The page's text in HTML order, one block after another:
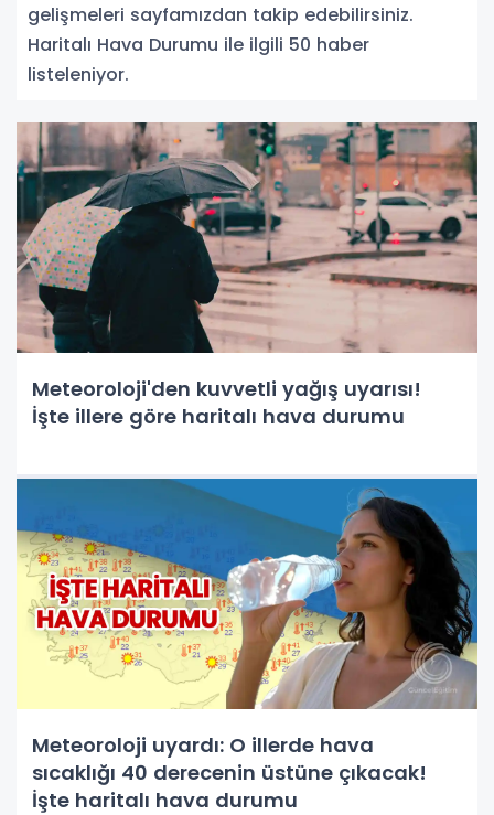
gelişmeleri sayfamızdan takip edebilirsiniz.
Haritalı Hava Durumu ile ilgili 50 haber
listeleniyor.
Meteoroloji'den kuvvetli yağış uyarısı!
İşte illere göre haritalı hava durumu
Meteoroloji uyardı: O illerde hava
sıcaklığı 40 derecenin üstüne çıkacak!
İşte haritalı hava durumu